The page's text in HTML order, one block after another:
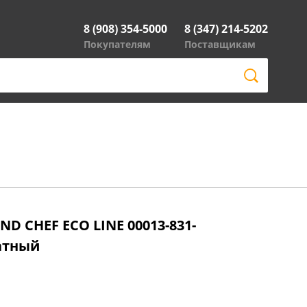
8 (908) 354-5000
Покупателям
8 (347) 214-5202
Поставщикам
CHEF ECO LINE 00013-831-